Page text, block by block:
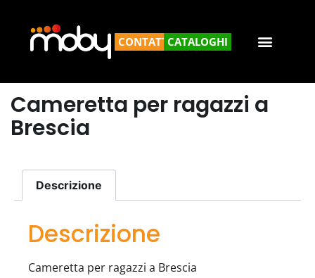
CONTATTACICATALOGHI
Cameretta per ragazzi a
Brescia
Descrizione
Descrizione
Cameretta per ragazzi a Brescia